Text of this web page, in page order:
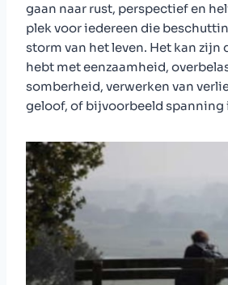
gaan naar rust, perspectief en
plek voor iedereen die
storm van het leven. Het kan zijn
hebt met eenzaamheid,
somberheid, verwerken van
geloof, of bijvoorbeeld spanning